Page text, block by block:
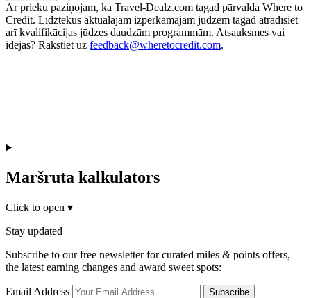
Ar prieku paziņojam, ka Travel-Dealz.com tagad pārvalda Where to
Credit. Līdztekus aktuālajām izpērkamajām jūdzēm tagad atradīsiet
arī kvalifikācijas jūdzes daudzām programmām. Atsauksmes vai
idejas? Rakstiet uz feedback@wheretocredit.com.
Maršruta kalkulators
Click to open ▾
Stay updated
Subscribe to our free newsletter for curated miles & points offers,
the latest earning changes and award sweet spots:
Email Address Subscribe